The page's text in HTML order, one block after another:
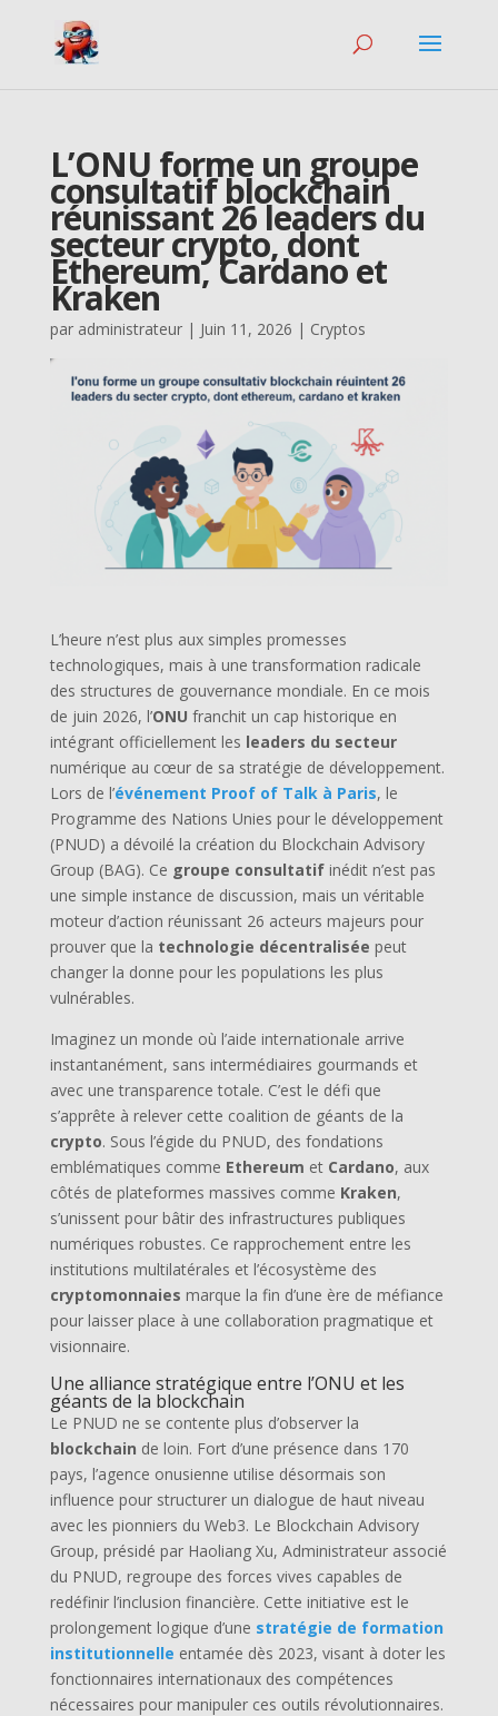
L’ONU forme un groupe
consultatif blockchain
réunissant 26 leaders du
secteur crypto, dont
Ethereum, Cardano et
Kraken
par administrateur| Juin 11, 2026 | Cryptos
L’heure n’est plus aux simples promesses
technologiques, mais à une transformation radicale
des structures de gouvernance mondiale. En ce mois
de juin 2026, l’ONU franchit un cap historique en
intégrant officiellement les leaders du secteur
numérique au cœur de sa stratégie de développement.
Lors de l’événement Proof of Talk à Paris, le
Programme des Nations Unies pour le développement
(PNUD) a dévoilé la création du Blockchain Advisory
Group (BAG). Ce groupe consultatifinédit n’est pas
une simple instance de discussion, mais un véritable
moteur d’action réunissant 26 acteurs majeurs pour
prouver que la technologie décentralisée peut
changer la donne pour les populations les plus
vulnérables.
Imaginez un monde où l’aide internationale arrive
instantanément, sans intermédiaires gourmands et
avec une transparence totale. C’est le défi que
s’apprête à relever cette coalition de géants de la
crypto. Sous l’égide du PNUD, des fondations
emblématiques comme Ethereum et Cardano, aux
côtés de plateformes massives comme Kraken,
s’unissent pour bâtir des infrastructures publiques
numériques robustes. Ce rapprochement entre les
institutions multilatérales et l’écosystème des
cryptomonnaies marque la fin d’une ère de méfiance
pour laisser place à une collaboration pragmatique et
visionnaire.
Une alliance stratégique entre l’ONU et les
géants de la blockchain
Le PNUD ne se contente plus d’observer la
blockchain de loin. Fort d’une présence dans 170
pays, l’agence onusienne utilise désormais son
influence pour structurer un dialogue de haut niveau
avec les pionniers du Web3. Le Blockchain Advisory
Group, présidé par Haoliang Xu, Administrateur associé
du PNUD, regroupe des forces vives capables de
redéfinir l’inclusion financière. Cette initiative est le
prolongement logique d’une stratégie de formation
institutionnelle entamée dès 2023, visant à doter les
fonctionnaires internationaux des compétences
nécessaires pour manipuler ces outils révolutionnaires.